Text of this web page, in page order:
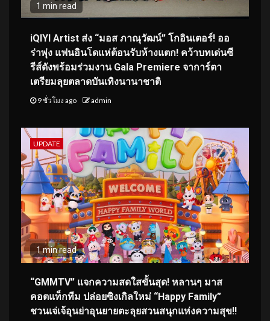
1 min read
iQIYI Artist ส่ง “มอส ภาณุวัฒน์” โกอินเตอร์! ออ
ร่าพุ่ง แฟนอินโดแห่ต้อนรับห้างแตก! คว้าบทเด่นซี
รีส์ดังพร้อมร่วมงาน Gala Premiere จาการ์ตา
เตรียมลุยตลาดบันเทิงนานาชาติ
9 ชั่วโมง ago admin
UPDATE
1 min read
“GMMTV” แจกความสดใสขั้นสุด! หลานๆ มาส
คอตแท็กทีม ปล่อยซิงเกิลใหม่ “Happy Family”
ชวนเจ่เจ้อุนย่าอุนยายตะลุยสวนสนุกแห่งความสุข!!